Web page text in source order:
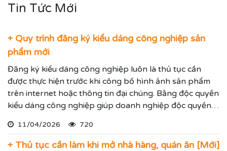
Tin Tức Mới
+ Quy trình đăng ký kiểu dáng công nghiệp sản
phẩm mới
Đăng ký kiểu dáng công nghiệp luôn là thủ tục cần
được thực hiện trước khi công bố hình ảnh sản phẩm
trên internet hoặc thông tin đại chúng. Bằng độc quyền
kiểu dáng công nghiệp giúp doanh nghiệp độc quyền
hạn đến 15 năm.
11/04/2026 720
+ Thủ tục cần làm khi mở nhà hàng, quán ăn [Mới]